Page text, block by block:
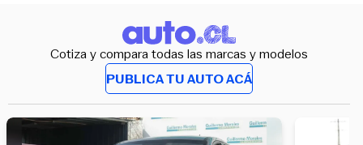
Cotiza y compara todas las marcas y modelos
PUBLICA TU AUTO ACÁ